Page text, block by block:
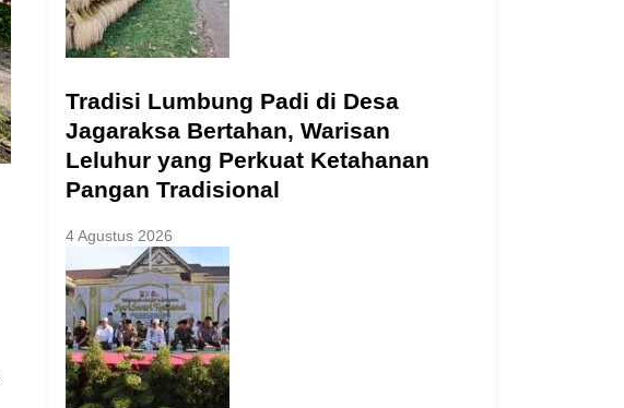
Tradisi Lumbung Padi di Desa
Jagaraksa Bertahan, Warisan
Leluhur yang Perkuat Ketahanan
Pangan Tradisional
4 Agustus 2026